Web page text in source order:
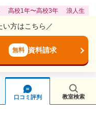
高校1年〜高校3年 浪人生
い方はこちら／
無料 資料請求
口コミ評判 教室検索